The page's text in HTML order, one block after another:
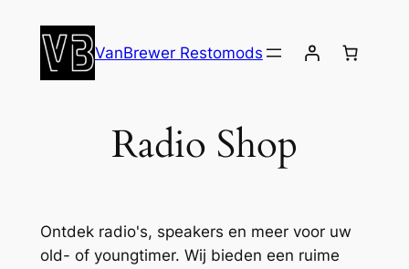
VanBrewer Restomods
Radio Shop
Ontdek radio's, speakers en meer voor uw
old- of youngtimer. Wij bieden een ruime